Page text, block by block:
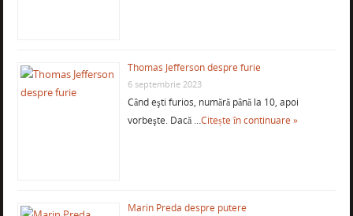
Thomas Jefferson despre furie
6 septembrie 2023
Când eşti furios, numără până la 10, apoi
vorbeşte. Dacă …Citește în continuare »
Marin Preda despre putere